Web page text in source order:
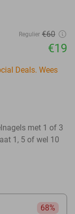
Regulier €60
€19
Deals. Wees
met 1 of 3
1, 5 of wel 10
68%